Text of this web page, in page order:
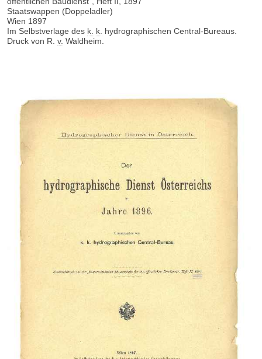
Staatswappen (Doppeladler)
Wien 1897
Im Selbstverlage des k. k. hydrographischen Central-Bureaus.
Druck von R. v. Waldheim.